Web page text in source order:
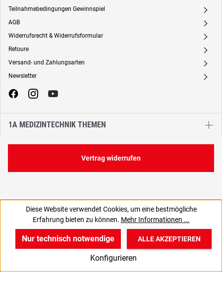
Teilnahmebedingungen Gewinnspiel A
AGB A
Widerrufsrecht & Widerrufsformular A
Retoure A
Versand- und Zahlungsarten A
Newsletter A
1A MEDIZINTECHNIK THEMEN
Vertrag widerrufen
Diese Website verwendet Cookies, um eine bestmögliche
Erfahrung bieten zu können. Mehr Informationen ...
Nur technisch notwendige
Konfigurieren
ALLE AKZEPTIEREN
v
Produkte
B